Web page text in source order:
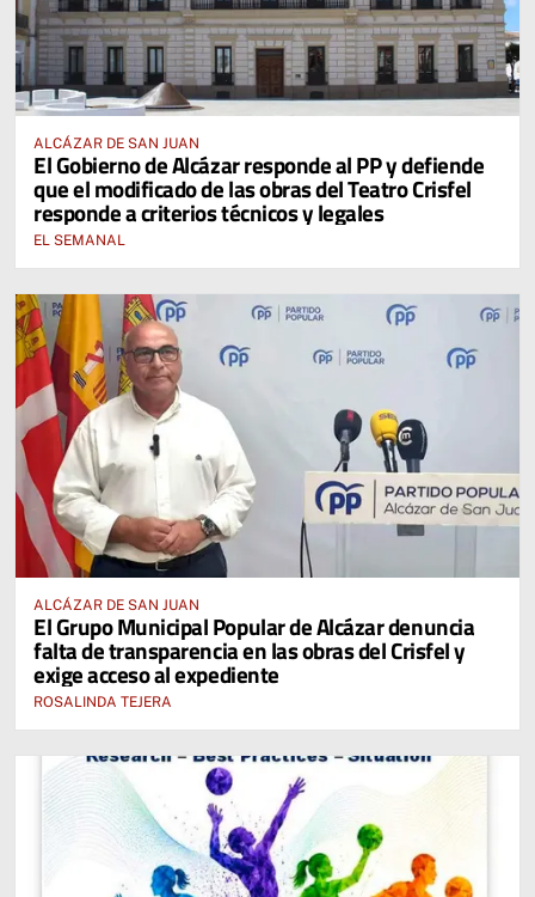
ALCÁZAR DE SAN JUAN
El Gobierno de Alcázar responde al PP y defiende
que el modificado de las obras del Teatro Crisfel
responde a criterios técnicos y legales
EL SEMANAL
ALCÁZAR DE SAN JUAN
El Grupo Municipal Popular de Alcázar denuncia
falta de transparencia en las obras del Crisfel y
exige acceso al expediente
ROSALINDA TEJERA